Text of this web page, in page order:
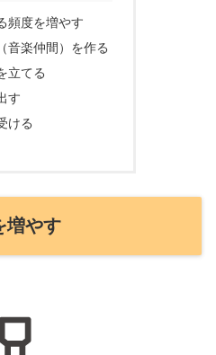
頻度を増やす
音楽仲間）を作る
立てる
す
ける
増やす